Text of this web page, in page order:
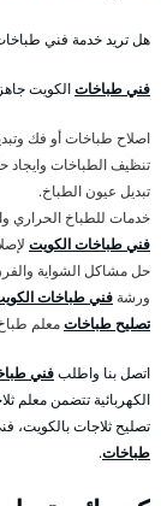
هل تريد خدمة فني
فني طباخاتالكويت
اصلاح طباخات أو فك
تنظيف الطباخات وايجاد
تبديل عيون الطباخ.
خدمات للطباخ الحراري
فني طباخات الكويت
حل مشاكل الشواية
ورشة فني طباخات
تصليح طباخاتمعلم
اتصل بنا واطلبفني
الكهربائية تتضمن معلم
تصليح ثلاجات بالكويت،
طباخات.